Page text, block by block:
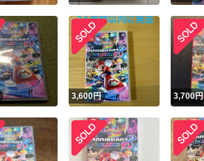
3,600円 3,700円